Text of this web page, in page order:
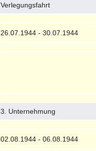
Verlegungsfahrt
26.07.1944 - 30.07.1944
3. Unternehmung
02.08.1944 - 06.08.1944